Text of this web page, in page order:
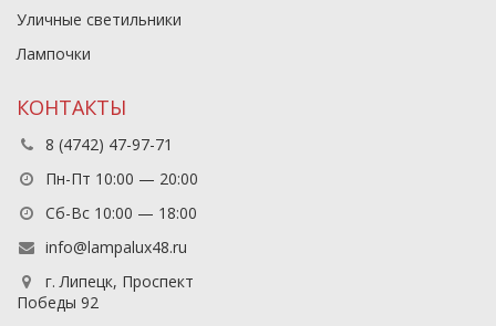
Уличные светильники
Лампочки
КОНТАКТЫ
8 (4742) 47-97-71
Пн-Пт 10:00 — 20:00
Сб-Вс 10:00 — 18:00
info@lampalux48.ru
г. Липецк, Проспект
Победы 92